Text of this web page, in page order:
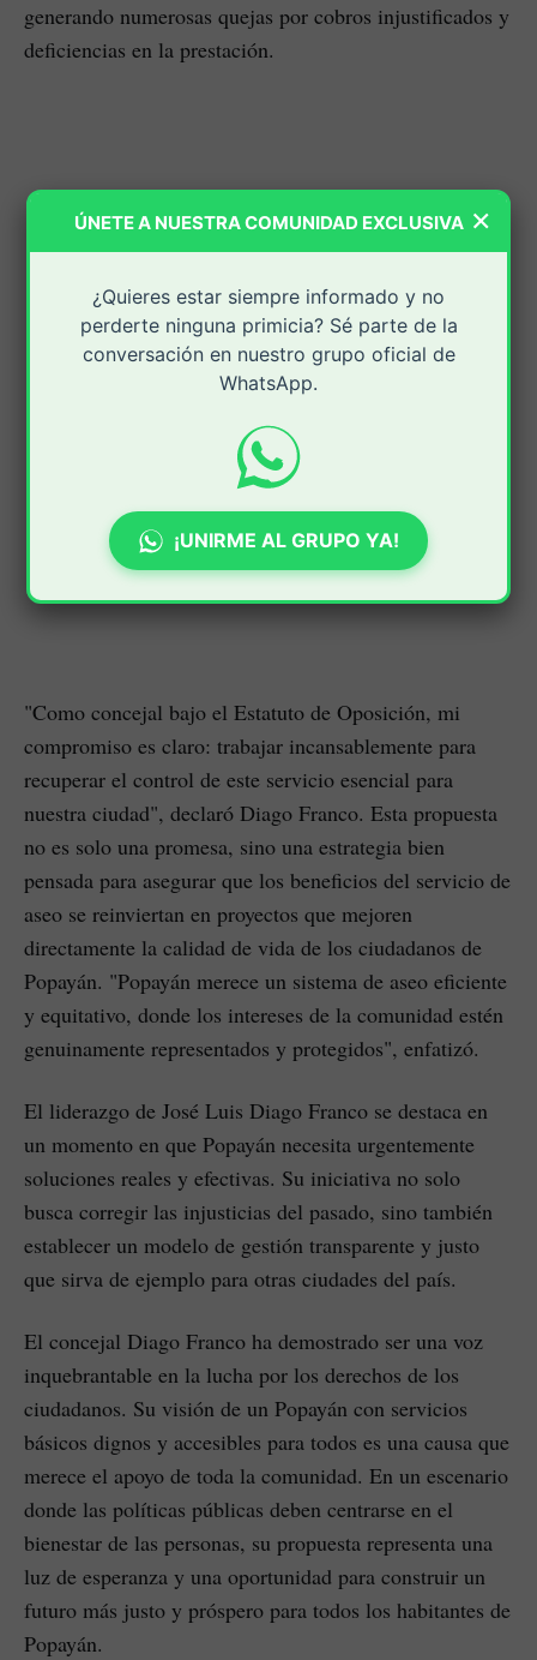
generando numerosas quejas por cobros injustificados y
deficiencias en la prestación.
"Como concejal bajo el Estatuto de Oposición, mi
compromiso es claro: trabajar incansablemente para
recuperar el control de este servicio esencial para
nuestra ciudad", declaró Diago Franco. Esta propuesta
no es solo una promesa, sino una estrategia bien
pensada para asegurar que los beneficios del servicio de
aseo se reinviertan en proyectos que mejoren
directamente la calidad de vida de los ciudadanos de
Popayán. "Popayán merece un sistema de aseo eficiente
y equitativo, donde los intereses de la comunidad estén
genuinamente representados y protegidos", enfatizó.
El liderazgo de José Luis Diago Franco se destaca en
un momento en que Popayán necesita urgentemente
soluciones reales y efectivas. Su iniciativa no solo
busca corregir las injusticias del pasado, sino también
establecer un modelo de gestión transparente y justo
que sirva de ejemplo para otras ciudades del país.
El concejal Diago Franco ha demostrado ser una voz
inquebrantable en la lucha por los derechos de los
ciudadanos. Su visión de un Popayán con servicios
básicos dignos y accesibles para todos es una causa que
merece el apoyo de toda la comunidad. En un escenario
donde las políticas públicas deben centrarse en el
bienestar de las personas, su propuesta representa una
luz de esperanza y una oportunidad para construir un
futuro más justo y próspero para todos los habitantes de
Popayán.
×
ÚNETE A NUESTRA COMUNIDAD EXCLUSIVA
¿Quieres estar siempre informado y no
perderte ninguna primicia? Sé parte de la
conversación en nuestro grupo oficial de
WhatsApp.
¡UNIRME AL GRUPO YA!